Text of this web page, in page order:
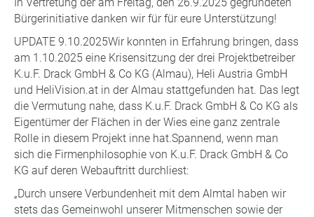
Bürgerinitiative danken wir für für eure Unterstützung!
UPDATE 9.10.2025Wir konnten in Erfahrung bringen, dass
am 1.10.2025 eine Krisensitzung der drei Projektbetreiber
K.u.F. Drack GmbH & Co KG (Almau), Heli Austria GmbH
und HeliVision.at in der Almau stattgefunden hat. Das legt
die Vermutung nahe, dass K.u.F. Drack GmbH & Co KG als
Eigentümer der Flächen in der Wies eine ganz zentrale
Rolle in diesem Projekt inne hat.Spannend, wenn man
sich die Firmenphilosophie von K.u.F. Drack GmbH & Co
KG auf deren Webauftritt durchliest:
„Durch unsere Verbundenheit mit dem Almtal haben wir
stets das Gemeinwohl unserer Mitmenschen sowie der